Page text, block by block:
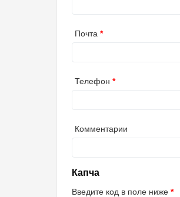
Почта
Телефон
Комментарии
Капча
Введите код в поле ниже